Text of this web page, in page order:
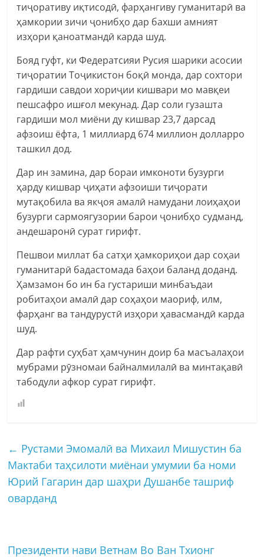
тиҷоративу иқтисодӣ, фарҳангиву гуманитарӣ ва
ҳамкории зичи ҷонибҳо дар бахши амният
изҳори қаноатмандӣ карда шуд.
Бояд гуфт, ки Федератсияи Русия шарики асосии
тиҷоратии Тоҷикистон боқӣ монда, дар сохтори
гардиши савдои хориҷии кишвари мо мавқеи
пешсафро ишғол мекунад. Дар соли гузашта
гардиши мол миёни ду кишвар 23,7 дарсад
афзоиш ёфта, 1 миллиард 674 миллион долларро
ташкил дод.
Дар ин замина, дар бораи имконоти бузурги
ҳарду кишвар ҷиҳати афзоиши тиҷорати
мутақобила ва якҷоя амалӣ намудани лоиҳаҳои
бузурги сармоягузории барои ҷонибҳо судманд,
андешаронӣ сурат гирифт.
Пешвои миллат ба сатҳи ҳамкориҳои дар соҳаи
гуманитарӣ бадастомада баҳои баланд доданд.
Ҳамзамон бо ин ба густариши минбаъдаи
робитаҳои амалӣ дар соҳаҳои маориф, илм,
фарҳанг ва тандурустӣ изҳори ҳавасмандӣ карда
шуд.
Дар рафти суҳбат ҳамчунин доир ба масъалаҳои
мубрами рӯзномаи байналмилалӣ ва минтақавӣ
табодули афкор сурат гирифт.
← Рустами Эмомалӣ ва Михаил Мишустин ба
Мактаби таҳсилоти миёнаи умумии ба номи
Юрий Гагарин дар шаҳри Душанбе ташриф
оварданд
Президенти нави Ветнам Во Ван Тхионг